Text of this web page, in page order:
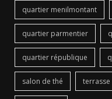
quartier menilmontant
quartier parmentier
quartier république
salon de thé terrasse